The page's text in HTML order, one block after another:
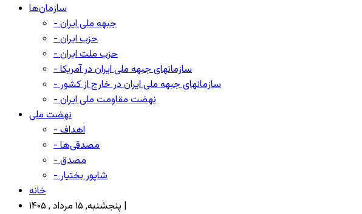
سازمان‌ها
- جبهه ملی ایران
- حزب ایران
- حزب ملت ایران
- سازمانهای جبهه ملی ایران در آمریکا
- سازمانهای جبهه ملی ایران در خارج از کشور
- نهضت مقاومت ملی ایران
نهضت ملی
- اهداف
- مصدقی‌ها
- مصدق
- شاپور بختیار
خانه
پنجشنبه, ۱۵ مرداد , ۱۴۰۵ |